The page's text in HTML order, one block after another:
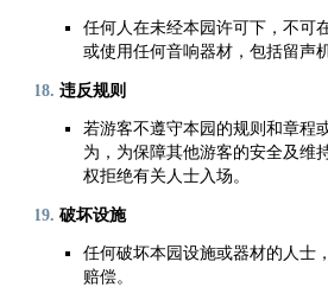
任何人在未经本园许可下，不可
或使用任何音响器材，包括留声
违反规则
若游客不遵守本园的规则和章程
为，为保障其他游客的安全及维
权拒绝有关人士入场。
破坏设施
任何破坏本园设施或器材的人士
赔偿。